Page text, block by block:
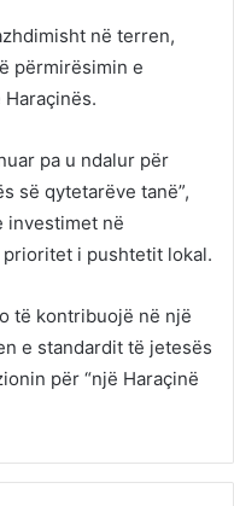
në terren,
përmirësimin e
pa u ndalur për
së qytetarëve tanë”,
investimet në
i pushtetit lokal.
të kontribuojë në një
e standardit të jetesës
për “një Haraçinë